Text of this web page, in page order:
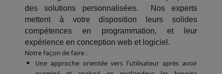
des solutions personnalisées. Nos experts
mettent à votre disposition leurs solides
compétences en programmation, et leur
expérience en conception web et logiciel.
Notre façon de faire :
Une approche orientée vers l’utilisateur après avoir
00